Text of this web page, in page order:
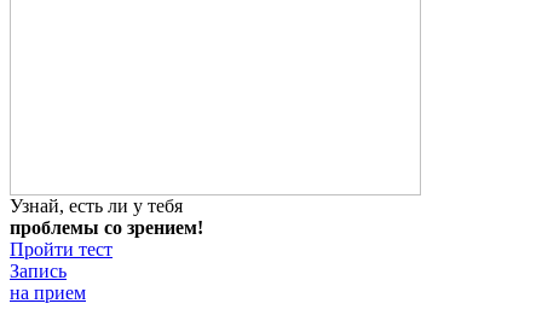
Узнай, есть ли у тебя
проблемы со зрением!
Пройти тест
Запись
на прием